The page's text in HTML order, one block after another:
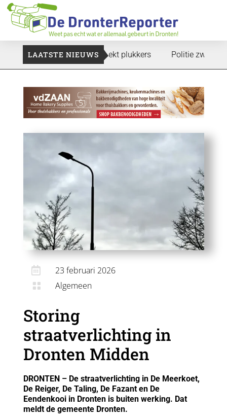
LAATSTE NIEUWS
te gaan: Voedselbank zoekt plukkers Politie zwijgt nog
 23 februari 2026
 Algemeen
Storing
straatverlichting in
Dronten Midden
DRONTEN – De straatverlichting in De Meerkoet,
De Reiger, De Taling, De Fazant en De
Eendenkooi in Dronten is buiten werking. Dat
meldt de gemeente Dronten.